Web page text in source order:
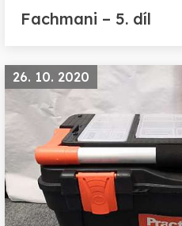
Fachmani – 5. díl
26. 10. 2020